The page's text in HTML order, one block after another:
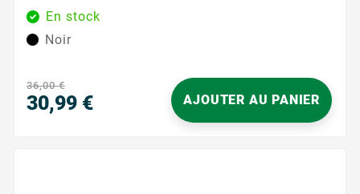
963XLBK noir , disponible exclusivement chez
Easycartouche. Cette cartouche d'encre haute
capacité est conçue pour répondre à vos besoins
qualité et une fiabilité exceptionnelles. Parfaite pour
un usage domestique et professionnel, elle...
En stock
Noir
36,00 €
30,99 € AJOUTER AU PANIER